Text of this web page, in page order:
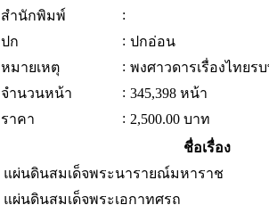
สำนักพิมพ์
:
ปก
: ปกอ่อน
หมายเหตุ
: พงศาวดารเรื่องไทยร
จำนวนหน้า
: 345,398 หน้า
ราคา
: 2,500.00 บาท
ชื่อเรื่อง
แผ่นดินสมเด็จพระนารายณ์มหาราช
แผ่นดินสมเด็จพระเอกาทศรถ